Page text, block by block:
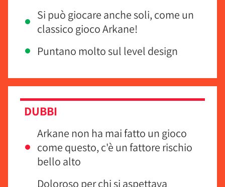
Si può giocare anche soli, come un
classico gioco Arkane!
Puntano molto sul level design
DUBBI
Arkane non ha mai fatto un gioco
come questo, c'è un fattore rischio
bello alto
Doloroso per chi si aspettava